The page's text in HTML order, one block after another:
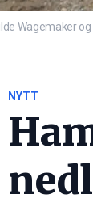
Wagemaker
NYTT